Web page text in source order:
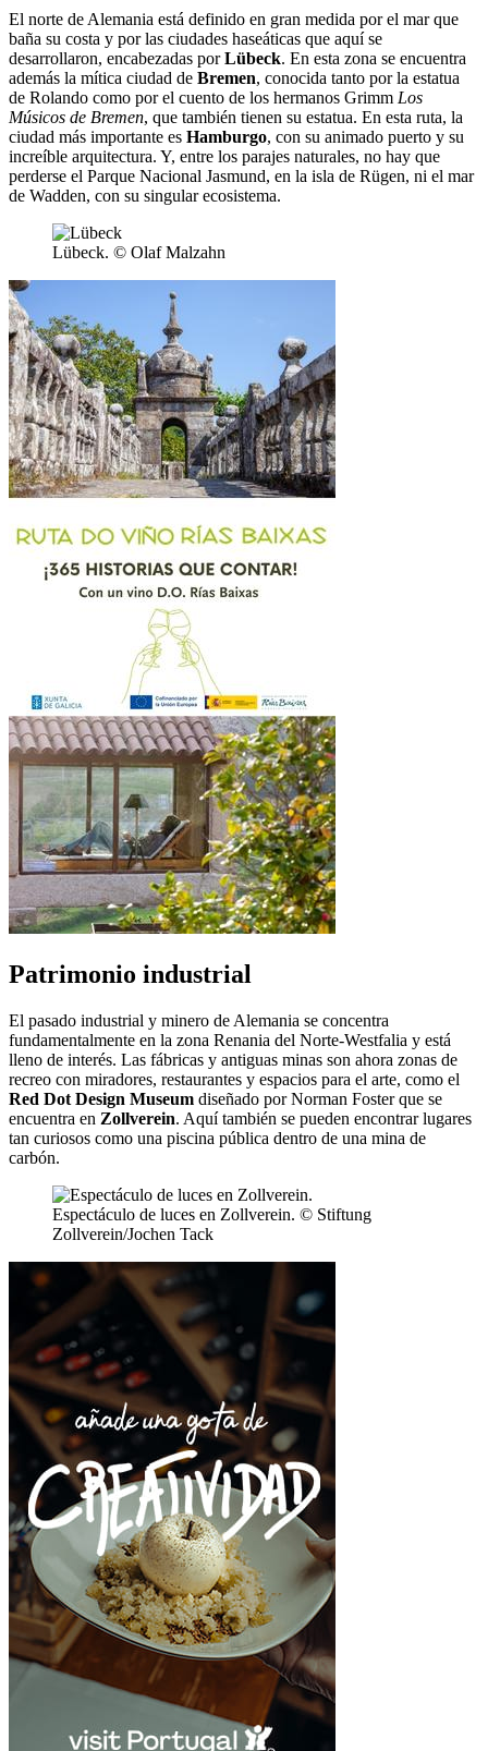
El norte de Alemania está definido en gran medida por el mar que
baña su costa y por las ciudades haseáticas que aquí se
desarrollaron, encabezadas porLübeck. En esta zona se encuentra
además la mítica ciudad de Bremen, conocida tanto por la estatua
de Rolando como por el cuento de los hermanos Grimm Los
Músicos de Bremen, que también tienen su estatua. En esta ruta, la
ciudad más importante es Hamburgo, con su animado puerto y su
increíble arquitectura. Y, entre los parajes naturales, no hay que
perderse el Parque Nacional Jasmund, en la isla de Rügen, ni el mar
de Wadden, con su singular ecosistema.
Lübeck. © Olaf Malzahn
Patrimonio industrial
El pasado industrial y minero de Alemania se concentra
fundamentalmente en la zona Renania del Norte-Westfalia y está
lleno de interés. Las fábricas y antiguas minas son ahora zonas de
recreo con miradores, restaurantes y espacios para el arte, como el
Red Dot Design Museum diseñado por Norman Foster que se
encuentra en Zollverein. Aquí también se pueden encontrar lugares
tan curiosos como una piscina pública dentro de una mina de
carbón.
Espectáculo de luces en Zollverein. © Stiftung
Zollverein/Jochen Tack